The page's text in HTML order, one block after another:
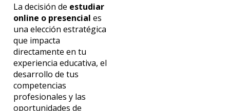
La decisión de estudiar
online o presencial es
una elección estratégica
que impacta
directamente en tu
experiencia educativa, el
desarrollo de tus
competencias
profesionales y las
oportunidades de